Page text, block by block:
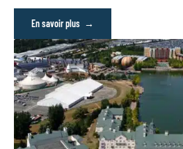
En savoir plus